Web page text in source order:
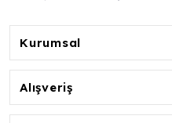
Kurumsal
Alışveriş